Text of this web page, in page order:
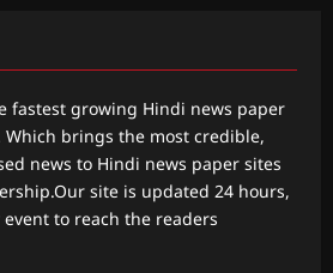
fastest growing Hindi news paper
brings the most credible,
news to Hindi news paper sites
site is updated 24 hours,
to reach the readers